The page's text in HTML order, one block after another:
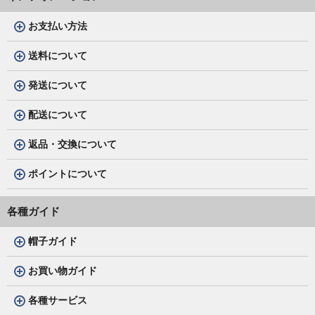
お支払い方法
送料について
発送について
配送について
返品・交換について
ポイントについて
各種ガイド
帽子ガイド
お買い物ガイド
各種サービス